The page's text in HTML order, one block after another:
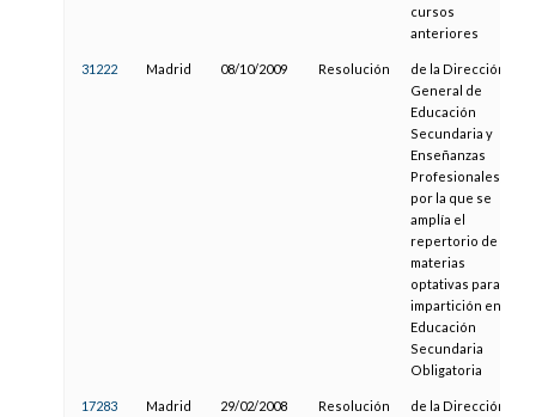
cursos
anteriores
31222 Madrid 08/10/2009 Resolución
de la Dirección
General de
Educación
Secundaria y
Enseñanzas
Profesionales,
por la que se
amplía el
repertorio de
materias
optativas para su
impartición en la
Educación
Secundaria
Obligatoria
17283 Madrid 29/02/2008 Resolución
de la Dirección